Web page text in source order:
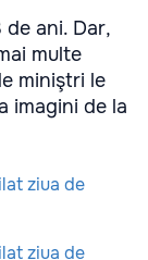
ani. Dar,
multe
miniştri le
imagini de la